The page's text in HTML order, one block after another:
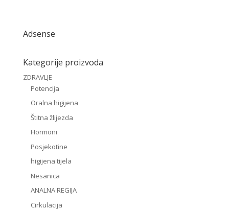
Adsense
Kategorije proizvoda
ZDRAVLJE
Potencija
Oralna higijena
Štitna žlijezda
Hormoni
Posjekotine
higijena tijela
Nesanica
ANALNA REGIJA
Cirkulacija